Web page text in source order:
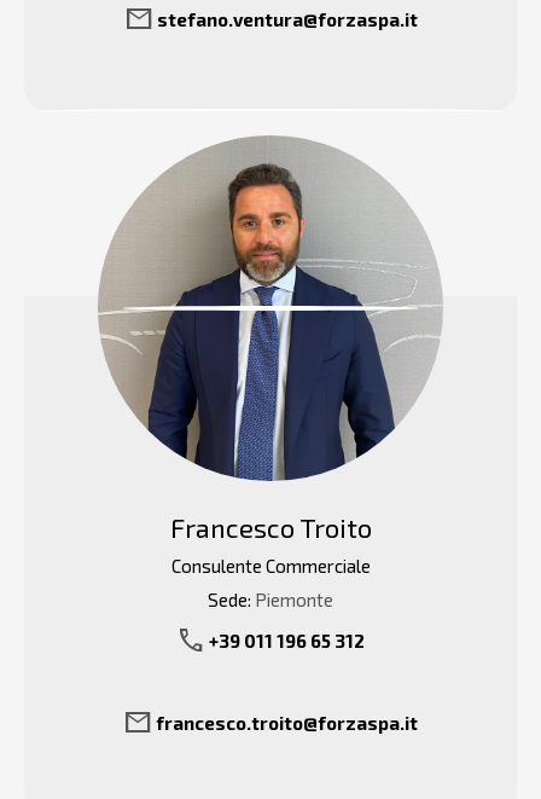
mail stefano.ventura@forzaspa.it
Francesco Troito
Consulente Commerciale
Sede: Piemonte
call +39 011 196 65 312
mail francesco.troito@forzaspa.it